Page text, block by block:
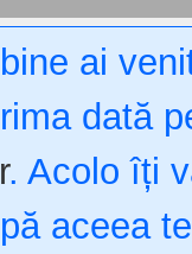
ai
dată
. Acolo îți
aceea